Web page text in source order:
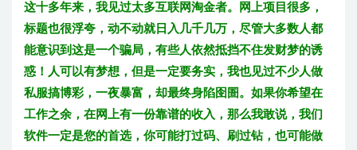
这十多年来，我见过太多互联网淘金者。网上项目很多，
标题也很浮夸，动不动就日入几千几万，尽管大多数人都
能意识到这是一个骗局，有些人依然抵挡不住发财梦的诱
惑！人可以有梦想，但是一定要务实，我也见过不少人做
私服搞博彩，一夜暴富，却最终身陷囹圄。如果你希望在
工作之余，在网上有一份靠谱的收入，那么我敢说，我们
软件一定是您的首选，你可能打过码、刷过钻，也可能做